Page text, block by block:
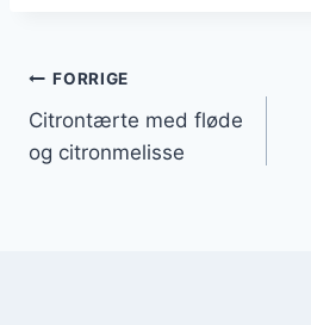
Indlægsnavigation
FORRIGE
Citrontærte med fløde
og citronmelisse